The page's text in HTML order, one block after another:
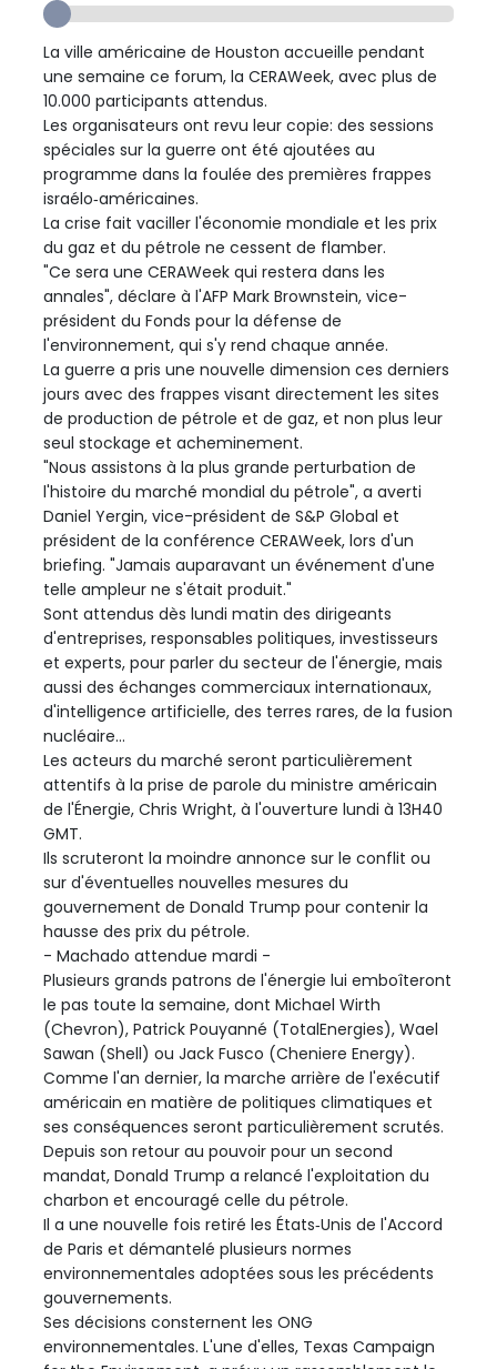
La ville américaine de Houston accueille pendant
une semaine ce forum, la CERAWeek, avec plus de
10.000 participants attendus.
Les organisateurs ont revu leur copie: des sessions
spéciales sur la guerre ont été ajoutées au
programme dans la foulée des premières frappes
israélo‑américaines.
La crise fait vaciller l'économie mondiale et les prix
du gaz et du pétrole ne cessent de flamber.
"Ce sera une CERAWeek qui restera dans les
annales", déclare à l'AFP Mark Brownstein, vice-
président du Fonds pour la défense de
l'environnement, qui s'y rend chaque année.
La guerre a pris une nouvelle dimension ces derniers
jours avec des frappes visant directement les sites
de production de pétrole et de gaz, et non plus leur
seul stockage et acheminement.
"Nous assistons à la plus grande perturbation de
l'histoire du marché mondial du pétrole", a averti
Daniel Yergin, vice-président de S&P Global et
président de la conférence CERAWeek, lors d'un
briefing. "Jamais auparavant un événement d'une
telle ampleur ne s'était produit."
Sont attendus dès lundi matin des dirigeants
d'entreprises, responsables politiques, investisseurs
et experts, pour parler du secteur de l'énergie, mais
aussi des échanges commerciaux internationaux,
d'intelligence artificielle, des terres rares, de la fusion
nucléaire...
Les acteurs du marché seront particulièrement
attentifs à la prise de parole du ministre américain
de l'Énergie, Chris Wright, à l'ouverture lundi à 13H40
GMT.
Ils scruteront la moindre annonce sur le conflit ou
sur d'éventuelles nouvelles mesures du
gouvernement de Donald Trump pour contenir la
hausse des prix du pétrole.
- Machado attendue mardi -
Plusieurs grands patrons de l'énergie lui emboîteront
le pas toute la semaine, dont Michael Wirth
(Chevron), Patrick Pouyanné (TotalEnergies), Wael
Sawan (Shell) ou Jack Fusco (Cheniere Energy).
Comme l'an dernier, la marche arrière de l'exécutif
américain en matière de politiques climatiques et
ses conséquences seront particulièrement scrutés.
Depuis son retour au pouvoir pour un second
mandat, Donald Trump a relancé l'exploitation du
charbon et encouragé celle du pétrole.
Il a une nouvelle fois retiré les États‑Unis de l'Accord
de Paris et démantelé plusieurs normes
environnementales adoptées sous les précédents
gouvernements.
Ses décisions consternent les ONG
environnementales. L'une d'elles, Texas Campaign